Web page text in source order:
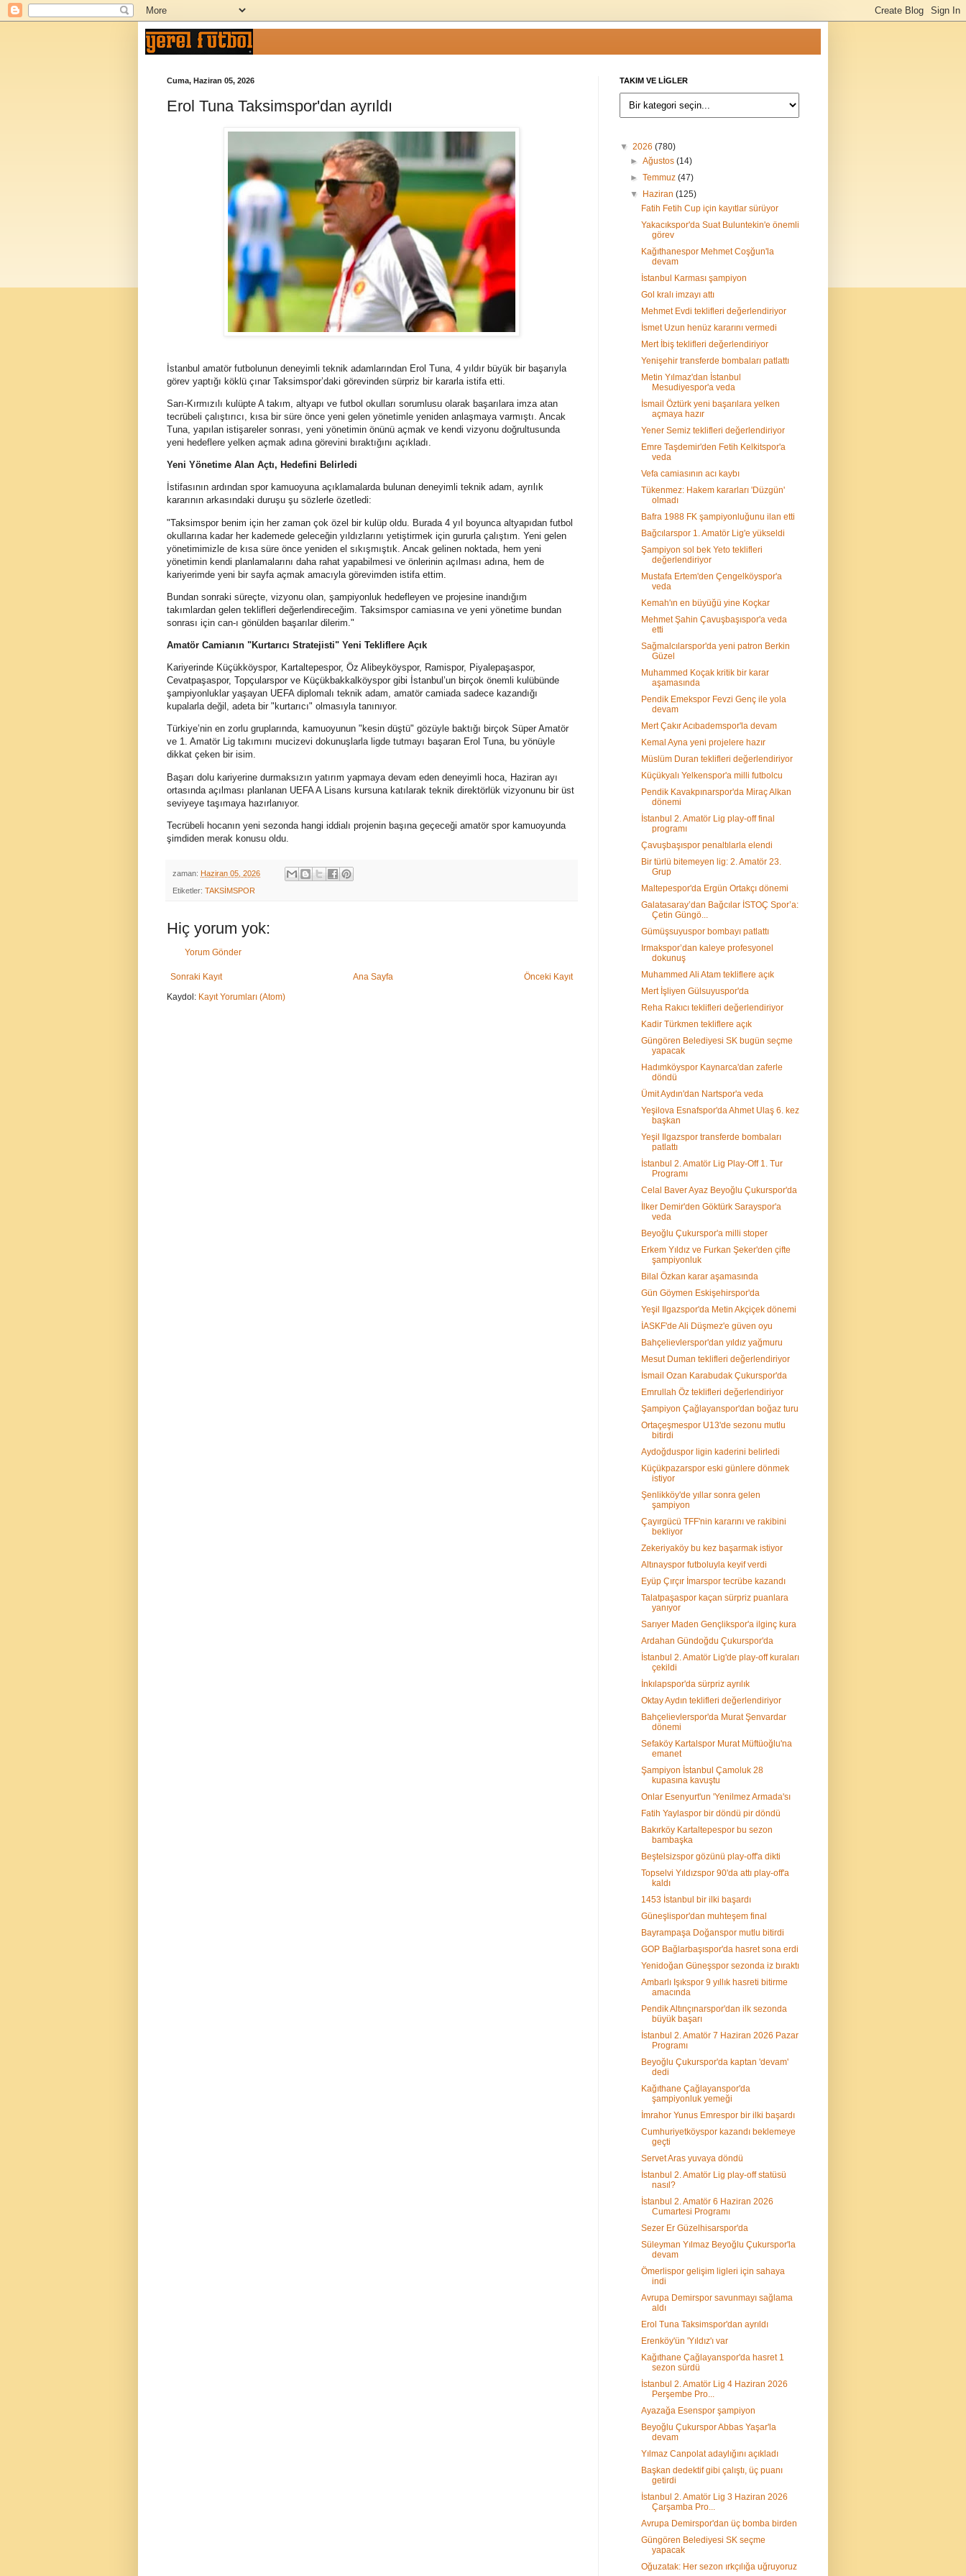
Cuma, Haziran 05, 2026
Erol Tuna Taksimspor'dan ayrıldı
İstanbul amatör futbolunun deneyimli teknik adamlarından Erol Tuna, 4 yıldır büyük bir başarıyla
görev yaptığı köklü çınar Taksimspor’daki görevinden sürpriz bir kararla istifa etti.
Sarı-Kırmızılı kulüpte A takım, altyapı ve futbol okulları sorumlusu olarak başarılara imza atan
tecrübeli çalıştırıcı, kısa bir süre önce yeni gelen yönetimle yeniden anlaşmaya varmıştı. Ancak
Tuna, yapılan istişareler sonrası, yeni yönetimin önünü açmak ve kendi vizyonu doğrultusunda
yeni hedeflere yelken açmak adına görevini bıraktığını açıkladı.
Yeni Yönetime Alan Açtı, Hedefini Belirledi
İstifasının ardından spor kamuoyuna açıklamalarda bulunan deneyimli teknik adam, ayrılık
kararının arkasındaki duruşu şu sözlerle özetledi:
"Taksimspor benim için her zaman çok özel bir kulüp oldu. Burada 4 yıl boyunca altyapıdan futbol
okullarına kadar her kademede geleceğin yıldızlarını yetiştirmek için gururla çalıştım. Yeni gelen
yönetimimizle de kısa süre önce yeniden el sıkışmıştık. Ancak gelinen noktada, hem yeni
yönetimin kendi planlamalarını daha rahat yapabilmesi ve önlerinin açılması adına, hem de
kariyerimde yeni bir sayfa açmak amacıyla görevimden istifa ettim.
Bundan sonraki süreçte, vizyonu olan, şampiyonluk hedefleyen ve projesine inandığım
takımlardan gelen teklifleri değerlendireceğim. Taksimspor camiasına ve yeni yönetime bundan
sonrası için can-ı gönülden başarılar dilerim."
Amatör Camianın "Kurtarıcı Stratejisti" Yeni Tekliflere Açık
Kariyerinde Küçükköyspor, Kartaltepespor, Öz Alibeyköyspor, Ramispor, Piyalepaşaspor,
Cevatpaşaspor, Topçularspor ve Küçükbakkalköyspor gibi İstanbul’un birçok önemli kulübünde
şampiyonluklar yaşayan UEFA diplomalı teknik adam, amatör camiada sadece kazandığı
kupalarla değil, adeta bir "kurtarıcı" olmasıyla tanınıyor.
Türkiye’nin en zorlu gruplarında, kamuoyunun "kesin düştü" gözüyle baktığı birçok Süper Amatör
ve 1. Amatör Lig takımını mucizevi dokunuşlarla ligde tutmayı başaran Erol Tuna, bu yönüyle
dikkat çeken bir isim.
Başarı dolu kariyerine durmaksızın yatırım yapmaya devam eden deneyimli hoca, Haziran ayı
ortasında açılması planlanan UEFA A Lisans kursuna katılarak teknik direktörlük vizyonunu bir üst
seviyeye taşımaya hazırlanıyor.
Tecrübeli hocanın yeni sezonda hangi iddialı projenin başına geçeceği amatör spor kamuoyunda
şimdiden merak konusu oldu.
zaman: Haziran 05, 2026
Etiketler: TAKSİMSPOR
Hiç yorum yok:
Yorum Gönder
Sonraki Kayıt Önceki Kayıt
Ana Sayfa
Kaydol: Kayıt Yorumları (Atom)
TAKIM VE LİGLER
▼ 2026 (780)
►Ağustos(14)
►Temmuz(47)
▼
Haziran(125)
Fatih Fetih Cup için kayıtlar sürüyor
Yakacıkspor'da Suat Buluntekin'e önemli
görev
Kağıthanespor Mehmet Coşğun'la
devam
İstanbul Karması şampiyon
Gol kralı imzayı attı
Mehmet Evdi teklifleri değerlendiriyor
İsmet Uzun henüz kararını vermedi
Mert İbiş teklifleri değerlendiriyor
Yenişehir transferde bombaları patlattı
Metin Yılmaz'dan İstanbul
Mesudiyespor'a veda
İsmail Öztürk yeni başarılara yelken
açmaya hazır
Yener Semiz teklifleri değerlendiriyor
Emre Taşdemir'den Fetih Kelkitspor'a
veda
Vefa camiasının acı kaybı
Tükenmez: Hakem kararları 'Düzgün'
olmadı
Bafra 1988 FK şampiyonluğunu ilan etti
Bağcılarspor 1. Amatör Lig'e yükseldi
Şampiyon sol bek Yeto teklifleri
değerlendiriyor
Mustafa Ertem'den Çengelköyspor'a
veda
Kemah'ın en büyüğü yine Koçkar
Mehmet Şahin Çavuşbaşıspor'a veda
etti
Sağmalcılarspor'da yeni patron Berkin
Güzel
Muhammed Koçak kritik bir karar
aşamasında
Pendik Emekspor Fevzi Genç ile yola
devam
Mert Çakır Acıbademspor'la devam
Kemal Ayna yeni projelere hazır
Müslüm Duran teklifleri değerlendiriyor
Küçükyalı Yelkenspor'a milli futbolcu
Pendik Kavakpınarspor'da Miraç Alkan
dönemi
İstanbul 2. Amatör Lig play-off final
programı
Çavuşbaşıspor penaltılarla elendi
Bir türlü bitemeyen lig: 2. Amatör 23.
Grup
Maltepespor'da Ergün Ortakçı dönemi
Galatasaray’dan Bağcılar İSTOÇ Spor’a:
Çetin Güngö...
Gümüşsuyuspor bombayı patlattı
Irmakspor’dan kaleye profesyonel
dokunuş
Muhammed Ali Atam tekliflere açık
Mert İşliyen Gülsuyuspor'da
Reha Rakıcı teklifleri değerlendiriyor
Kadir Türkmen tekliflere açık
Güngören Belediyesi SK bugün seçme
yapacak
Hadımköyspor Kaynarca'dan zaferle
döndü
Ümit Aydın'dan Nartspor'a veda
Yeşilova Esnafspor'da Ahmet Ulaş 6. kez
başkan
Yeşil Ilgazspor transferde bombaları
patlattı
İstanbul 2. Amatör Lig Play-Off 1. Tur
Programı
Celal Baver Ayaz Beyoğlu Çukurspor'da
İlker Demir'den Göktürk Sarayspor'a
veda
Beyoğlu Çukurspor'a milli stoper
Erkem Yıldız ve Furkan Şeker'den çifte
şampiyonluk
Bilal Özkan karar aşamasında
Gün Göymen Eskişehirspor'da
Yeşil Ilgazspor'da Metin Akçiçek dönemi
İASKF'de Ali Düşmez'e güven oyu
Bahçelievlerspor'dan yıldız yağmuru
Mesut Duman teklifleri değerlendiriyor
İsmail Ozan Karabudak Çukurspor'da
Emrullah Öz teklifleri değerlendiriyor
Şampiyon Çağlayanspor'dan boğaz turu
Ortaçeşmespor U13'de sezonu mutlu
bitirdi
Aydoğduspor ligin kaderini belirledi
Küçükpazarspor eski günlere dönmek
istiyor
Şenlikköy'de yıllar sonra gelen
şampiyon
Çayırgücü TFF'nin kararını ve rakibini
bekliyor
Zekeriyaköy bu kez başarmak istiyor
Altınayspor futboluyla keyif verdi
Eyüp Çırçır İmarspor tecrübe kazandı
Talatpaşaspor kaçan sürpriz puanlara
yanıyor
Sarıyer Maden Gençlikspor'a ilginç kura
Ardahan Gündoğdu Çukurspor'da
İstanbul 2. Amatör Lig'de play-off kuraları
çekildi
İnkılapspor'da sürpriz ayrılık
Oktay Aydın teklifleri değerlendiriyor
Bahçelievlerspor'da Murat Şenvardar
dönemi
Sefaköy Kartalspor Murat Müftüoğlu'na
emanet
Şampiyon İstanbul Çamoluk 28
kupasına kavuştu
Onlar Esenyurt'un 'Yenilmez Armada'sı
Fatih Yaylaspor bir döndü pir döndü
Bakırköy Kartaltepespor bu sezon
bambaşka
Beştelsizspor gözünü play-off'a dikti
Topselvi Yıldızspor 90'da attı play-off'a
kaldı
1453 İstanbul bir ilki başardı
Güneşlispor'dan muhteşem final
Bayrampaşa Doğanspor mutlu bitirdi
GOP Bağlarbaşıspor'da hasret sona erdi
Yenidoğan Güneşspor sezonda iz bıraktı
Ambarlı Işıkspor 9 yıllık hasreti bitirme
amacında
Pendik Altınçınarspor'dan ilk sezonda
büyük başarı
İstanbul 2. Amatör 7 Haziran 2026 Pazar
Programı
Beyoğlu Çukurspor'da kaptan 'devam'
dedi
Kağıthane Çağlayanspor'da
şampiyonluk yemeği
İmrahor Yunus Emrespor bir ilki başardı
Cumhuriyetköyspor kazandı beklemeye
geçti
Servet Aras yuvaya döndü
İstanbul 2. Amatör Lig play-off statüsü
nasıl?
İstanbul 2. Amatör 6 Haziran 2026
Cumartesi Programı
Sezer Er Güzelhisarspor'da
Süleyman Yılmaz Beyoğlu Çukurspor'la
devam
Ömerlispor gelişim ligleri için sahaya
indi
Avrupa Demirspor savunmayı sağlama
aldı
Erol Tuna Taksimspor'dan ayrıldı
Erenköy'ün 'Yıldız'ı var
Kağıthane Çağlayanspor'da hasret 1
sezon sürdü
İstanbul 2. Amatör Lig 4 Haziran 2026
Perşembe Pro...
Ayazağa Esenspor şampiyon
Beyoğlu Çukurspor Abbas Yaşar'la
devam
Yılmaz Canpolat adaylığını açıkladı
Başkan dedektif gibi çalıştı, üç puanı
getirdi
İstanbul 2. Amatör Lig 3 Haziran 2026
Çarşamba Pro...
Avrupa Demirspor'dan üç bomba birden
Güngören Belediyesi SK seçme
yapacak
Oğuzatak: Her sezon ırkçılığa uğruyoruz